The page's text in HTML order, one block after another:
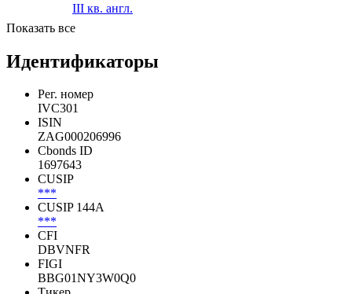
III кв. англ.
Показать все
Идентификаторы
Рег. номер
IVC301
ISIN
ZAG000206996
Cbonds ID
1697643
CUSIP
***
CUSIP 144A
***
CFI
DBVNFR
FIGI
BBG01NY3W0Q0